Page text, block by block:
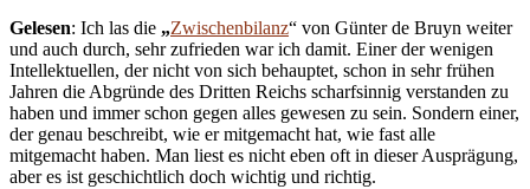
Gelesen: Ich las die „Zwischenbilanz“ von Günter de Bruyn weiter
und auch durch, sehr zufrieden war ich damit. Einer der wenigen
Intellektuellen, der nicht von sich behauptet, schon in sehr frühen
Jahren die Abgründe des Dritten Reichs scharfsinnig verstanden zu
haben und immer schon gegen alles gewesen zu sein. Sondern einer,
der genau beschreibt, wie er mitgemacht hat, wie fast alle
mitgemacht haben. Man liest es nicht eben oft in dieser Ausprägung,
aber es ist geschichtlich doch wichtig und richtig.